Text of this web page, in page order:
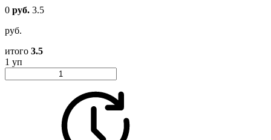
0 руб. 3.5
руб.
итого 3.5
1 уп